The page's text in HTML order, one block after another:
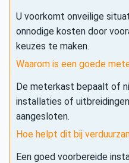
U voorkomt onveilige
onnodige kosten door
keuzes te maken.
Waarom is een goede
De meterkast bepaalt of
installaties of
aangesloten.
Hoe helpt dit bij
Een goed voorbereide